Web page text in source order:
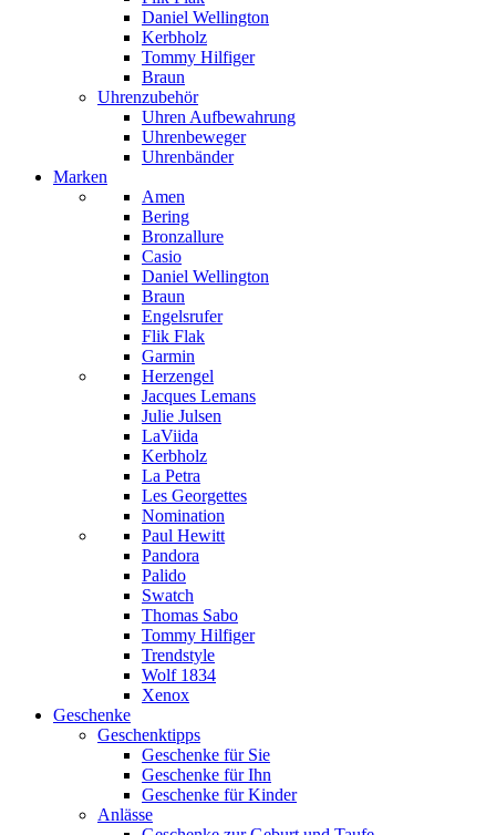
Daniel Wellington
Kerbholz
Tommy Hilfiger
Braun
Uhrenzubehör
Uhren Aufbewahrung
Uhrenbeweger
Uhrenbänder
Marken
Amen
Bering
Bronzallure
Casio
Daniel Wellington
Braun
Engelsrufer
Flik Flak
Garmin
Herzengel
Jacques Lemans
Julie Julsen
LaViida
Kerbholz
La Petra
Les Georgettes
Nomination
Paul Hewitt
Pandora
Palido
Swatch
Thomas Sabo
Tommy Hilfiger
Trendstyle
Wolf 1834
Xenox
Geschenke
Geschenktipps
Geschenke für Sie
Geschenke für Ihn
Geschenke für Kinder
Anlässe